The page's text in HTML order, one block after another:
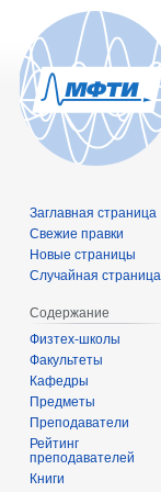
Заглавная страница
Свежие правки
Новые страницы
Случайная страница
Содержание
Физтех-школы
Факультеты
Кафедры
Предметы
Преподаватели
Рейтинг
преподавателей
Книги